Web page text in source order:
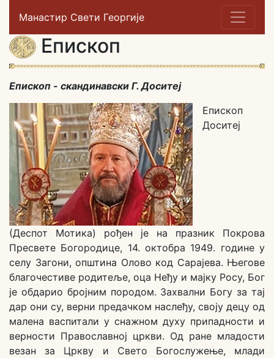
Манастир Свети Георгије
Епископ
Епископ - скандинавски Г. Доситеј
Eпископ
Доситеј
(Деспот Мотика) рођен je на празник Покрова
Пресвете Богородице, 14. октобра 1949. године у
селу Загони, општина Олово код Сарајева. Његове
благочестиве родитеље, оца Неђу и мајку Росу, Бог
је обдарио бројним породом. Захвални Богу за тај
дар они су, верни предачком наслеђу, своју децу од
малена васпитали у снажном духу припадности и
верности Православној цркви. Од ране младости
везан за Цркву и Свето Богослужење, млади